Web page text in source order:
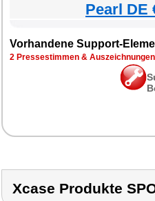
Pearl DE
Vorhandene Support-
2 Pressestimmen & Auszeichnungen
Xcase Produkte